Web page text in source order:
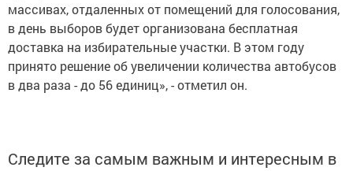
массивах, отдаленных от помещений для голосования,
в день выборов будет организована бесплатная
доставка на избирательные участки. В этом году
принято решение об увеличении количества автобусов
в два раза - до 56 единиц», - отметил он.
Следите за самым важным и интересным в